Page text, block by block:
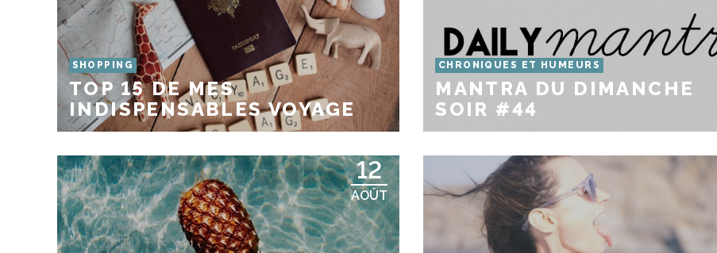
SHOPPING
TOP 15 DE MES
INDISPENSABLES VOYAGE
CHRONIQUES ET HUMEURS
MANTRA DU DIMANCHE
SOIR #44
12
AOÛT